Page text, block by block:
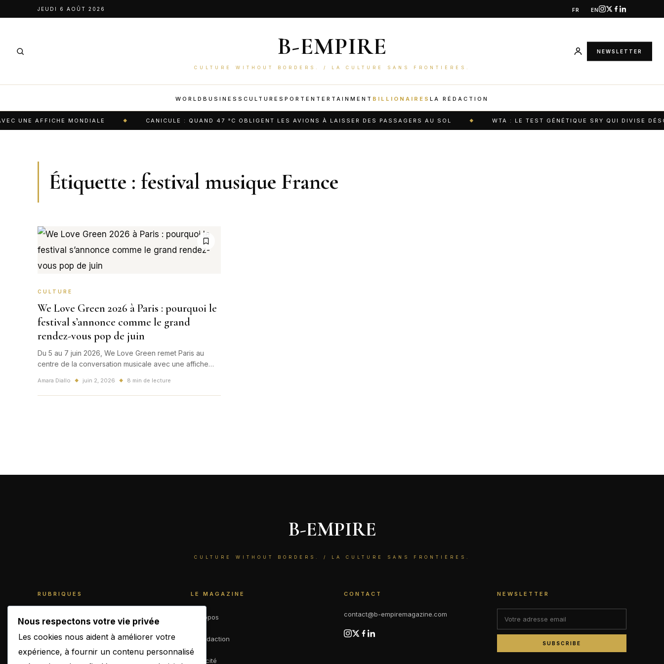
JEUDI 6 AOÛT 2026 FR EN
B-EMPIRE
CULTURE WITHOUT BORDERS. / LA CULTURE SANS FRONTIÈRES.
NEWSLETTER
WORLD BUSINESS CULTURE SPORT ENTERTAINMENT BILLIONAIRES LA RÉDACTION
UNE AFFICHE MONDIALE CANICULE : QUAND 47 °C OBLIGENT LES AVIONS À LAISSER DES PASSAGERS AU SOL WTA : LE TEST GÉNÉTIQUE SRY QUI DIVISE
Étiquette : festival musique France
CULTURE
We Love Green 2026 à Paris : pourquoi le
festival s’annonce comme le grand
rendez-vous pop de juin
Du 5 au 7 juin 2026, We Love Green remet Paris au
centre de la conversation musicale avec une affiche
son ADN écologique.
Amara Diallo ◆ juin 2, 2026 ◆ 8 min de lecture
B-EMPIRE
CULTURE WITHOUT BORDERS. / LA CULTURE SANS FRONTIÈRES.
RUBRIQUES
Business
LE MAGAZINE
À propos
La rédaction
Publicité
CONTACT
contact@b-empiremagazine.com
NEWSLETTER
SUBSCRIBE
Nous respectons votre vie privée
Les cookies nous aident à améliorer votre
expérience, à fournir un contenu personnalisé